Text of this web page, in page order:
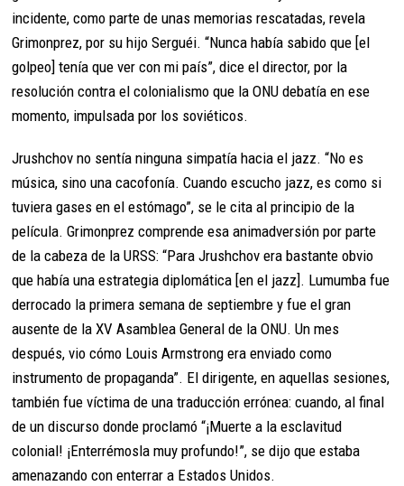
incidente, como parte de unas memorias rescatadas, revela
Grimonprez, por su hijo Serguéi. “Nunca había sabido que [el
golpeo] tenía que ver con mi país”, dice el director, por la
resolución contra el colonialismo que la ONU debatía en ese
momento, impulsada por los soviéticos.
Jrushchov no sentía ninguna simpatía hacia el jazz. “No es
música, sino una cacofonía. Cuando escucho jazz, es como si
tuviera gases en el estómago”, se le cita al principio de la
película. Grimonprez comprende esa animadversión por parte
de la cabeza de la URSS: “Para Jrushchov era bastante obvio
que había una estrategia diplomática [en el jazz]. Lumumba fue
derrocado la primera semana de septiembre y fue el gran
ausente de la XV Asamblea General de la ONU. Un mes
después, vio cómo Louis Armstrong era enviado como
instrumento de propaganda”. El dirigente, en aquellas sesiones,
también fue víctima de una traducción errónea: cuando, al final
de un discurso donde proclamó “¡Muerte a la esclavitud
colonial! ¡Enterrémosla muy profundo!”, se dijo que estaba
amenazando con enterrar a Estados Unidos.